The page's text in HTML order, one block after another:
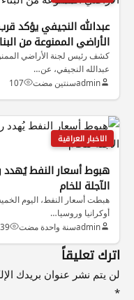
عبدالله النجيفي يؤكد
الأراضي الممنوعة من
كشف رئيس لجنة الأراضي
عبدالله النجيفي، عن…
adminسنتين مضت 107
الاخبار العراقية
هبوط أسعار النفط يُهدد
الآجلة للخام
هبطت أسعار النفط، اليوم
أوكرانيا وروسيا…
adminسنة واحدة مضت
اترك تعليقاً
لن يتم نشر عنوان بريدك
*